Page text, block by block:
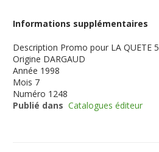
Informations supplémentaires
Description Promo pour LA QUETE 5
Origine DARGAUD
Année 1998
Mois 7
Numéro 1248
Publié dans Catalogues éditeur